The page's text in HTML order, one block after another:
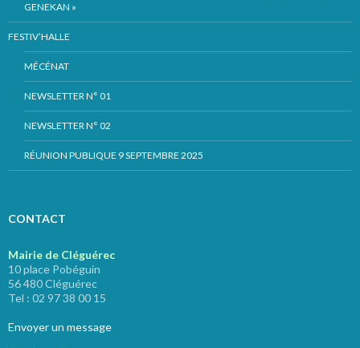
GENEKAN »
FESTIV’HALLE
MÉCÉNAT
NEWSLETTER N° 01
NEWSLETTER N° 02
RÉUNION PUBLIQUE 9 SEPTEMBRE 2025
CONTACT
Mairie de Cléguérec
10 place Pobéguin
56 480 Cléguérec
Tel : 02 97 38 00 15
Envoyer un message